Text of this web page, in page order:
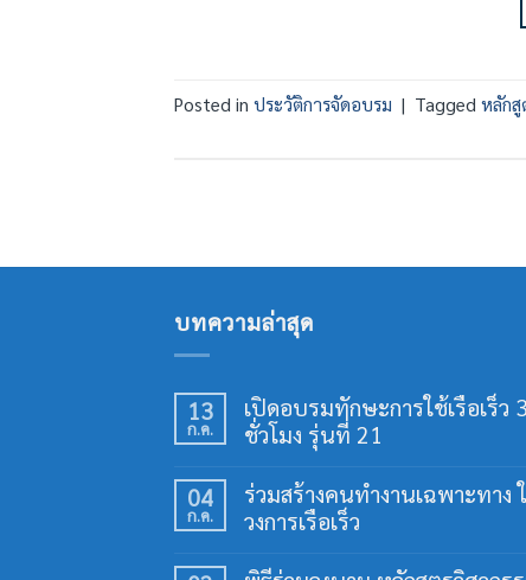
Posted in ประวัติการจัดอบรม | Tagged หลักสู
บทความล่าสุด
13
ก.ค.
เปิดอบรมทักษะการใช้เรือเร็ว
ชั่วโมง รุ่นที่ 21
ความ
เห็น
บน
เปิด
ทักษะ
04
ก.ค.
ร่วมสร้างคนทำงานเฉพาะทาง
วงการเรือเร็ว
ความ